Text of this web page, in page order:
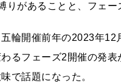
りがあることと、フェ
輪開催前年の2023年
るフェーズ2開催の発
で話題になった。